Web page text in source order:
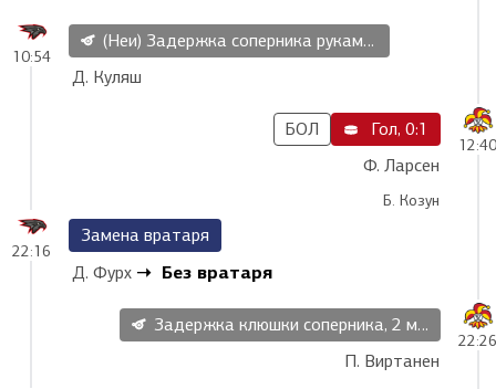
10:54
(Неи) Задержка соперника руками, 2 мин
Д. Куляш
12:40
БОЛ
Гол, 0:1
Ф. Ларсен
Б. Козун
22:16
Замена вратаря
Д. Фурх
Без вратаря
22:26
Задержка клюшки соперника, 2 мин
П. Виртанен